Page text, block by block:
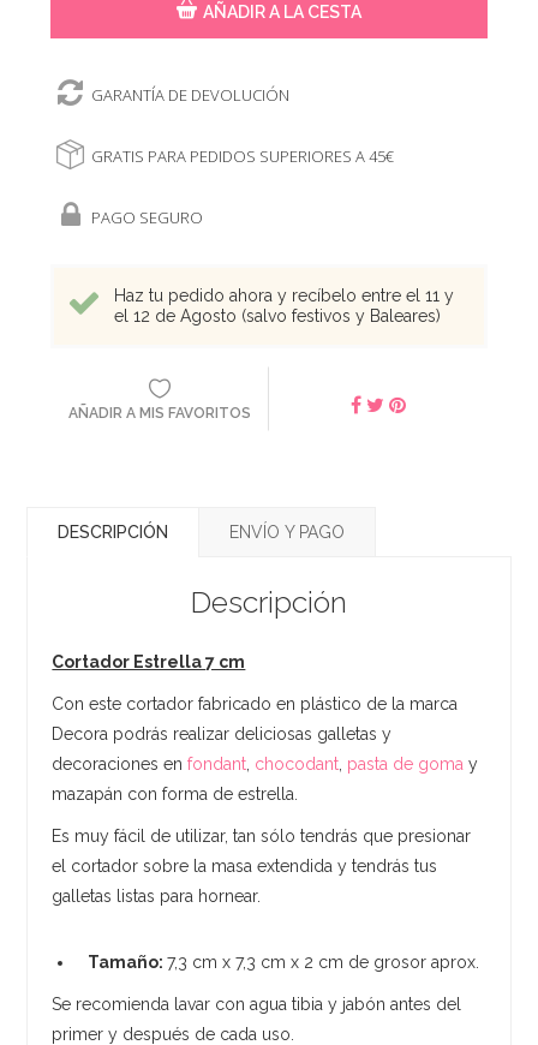
AÑADIR A LA CESTA
GARANTÍA DE DEVOLUCIÓN
GRATIS PARA PEDIDOS SUPERIORES A 45€
PAGO SEGURO
Haz tu pedido ahora y recíbelo entre el 11 y
el 12 de Agosto (salvo festivos y Baleares)
AÑADIR A MIS FAVORITOS
DESCRIPCIÓN ENVÍO Y PAGO
Descripción
Cortador Estrella 7 cm
Con este cortador fabricado en plástico de la marca
Decora podrás realizar deliciosas galletas y
decoraciones enfondant chocodant pasta de goma y
mazapán con forma de estrella.
Es muy fácil de utilizar, tan sólo tendrás que presionar
el cortador sobre la masa extendida y tendrás tus
galletas listas para hornear.
Tamaño:7,3 cm x 7,3 cm x 2 cm de grosor aprox.
Se recomienda lavar con agua tibia y jabón antes del
primer y después de cada uso.